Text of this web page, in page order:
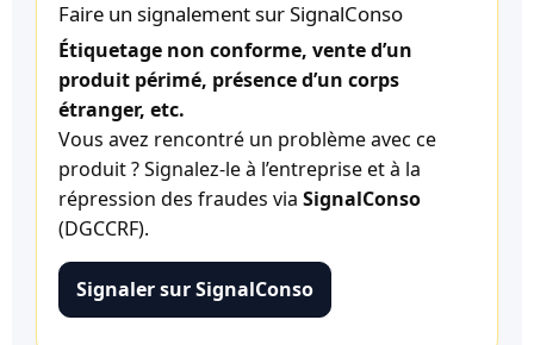
Faire un signalement sur SignalConso
Étiquetage non conforme, vente d’un
produit périmé, présence d’un corps
étranger, etc.
Vous avez rencontré un problème avec ce
produit ? Signalez-le à l’entreprise et à la
répression des fraudes via SignalConso
(DGCCRF).
Signaler sur SignalConso